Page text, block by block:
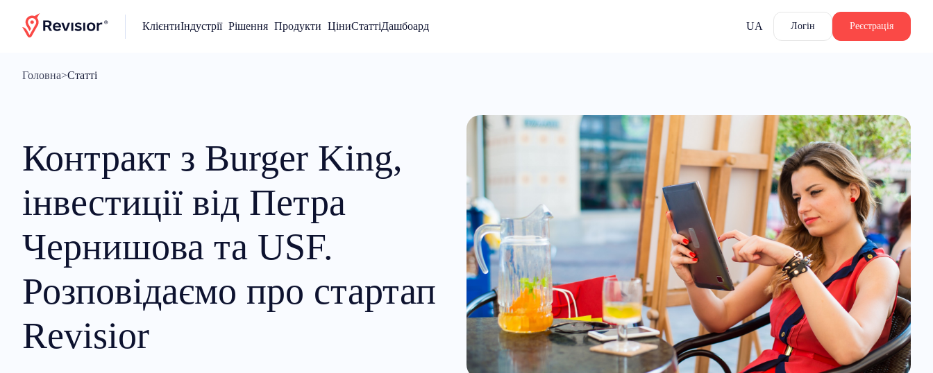
КлієнтиІндустрії Рішення Продукти ЦіниСтаттіДашбоард UA Логін Реєстрація
Головна>Статті
Контракт з Burger King,
інвестиції від Петра
Чернишова та USF.
Розповідаємо про стартап
Revisior